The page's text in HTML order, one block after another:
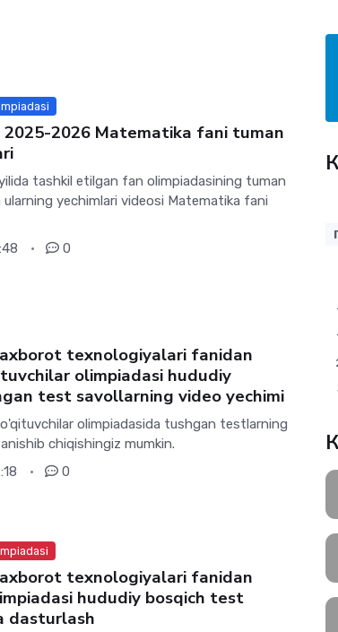
2025-2026 Matematika fani tuman
tashkil etilgan fan olimpiadasining tuman
yechimlari videosi Matematika fani
0
texnologiyalari fanidan
olimpiadasi hududiy
test savollarning video yechimi
olimpiadasida tushgan testlarning
chiqishingiz mumkin.
0
texnologiyalari fanidan
hududiy bosqich test
dasturlash